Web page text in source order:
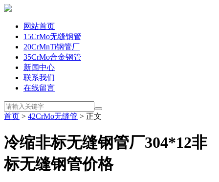
网站首页
15CrMo无缝钢管
20CrMnTi钢管厂
35CrMo合金钢管
新闻中心
联系我们
在线留言
首页 > 42CrMo无缝管 > 正文
冷缩非标无缝钢管厂304*12非
标无缝钢管价格